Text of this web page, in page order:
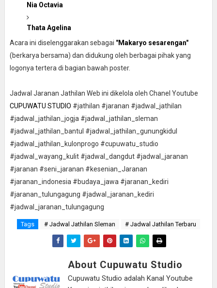
Nia Octavia
Thata Agelina
Acara ini diselenggarakan sebagai "Makaryo sesarengan"
(berkarya bersama) dan didukung oleh berbagai pihak yang
logonya tertera di bagian bawah poster.
Jadwal Jaranan Jathilan Web ini dikelola oleh Chanel Youtube
CUPUWATU STUDIO #jathilan #jaranan #jadwal_jathilan
#jadwal_jathilan_jogja #jadwal_jathilan_sleman
#jadwal_jathilan_bantul #jadwal_jathilan_gunungkidul
#jadwal_jathilan_kulonprogo #cupuwatu_studio
#jadwal_wayang_kulit #jadwal_dangdut #jadwal_jaranan
#jaranan #seni_jaranan #kesenian_Jaranan
#jaranan_indonesia #budaya_jawa #jaranan_kediri
#jaranan_tulungagung #jadwal_jaranan_kediri
#jadwal_jaranan_tulungagung
Tags # Jadwal Jathilan Sleman # Jadwal Jathilan Terbaru
About Cupuwatu Studio
Cupuwatu Studio adalah Kanal Youtube